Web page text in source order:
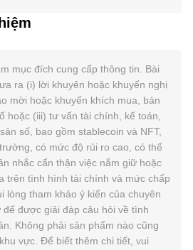
mục đích cung cấp thông tin. Bài
ra (i) lời khuyên hoặc khuyến nghị
mời hoặc khuyến khích mua, bán
hoặc (iii) tư vấn tài chính, kế toán,
số, bao gồm stablecoin và NFT,
có mức độ rủi ro cao, có thể
nhắc cẩn thận việc nắm giữ hoặc
trên tình hình tài chính và mức chấp
lòng tham khảo ý kiến của chuyên
được giải đáp câu hỏi về tình
Không phải sản phẩm nào cũng
vực. Để biết thêm chi tiết, vui